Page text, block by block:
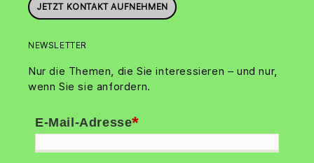
JETZT KONTAKT AUFNEHMEN
NEWSLETTER
Nur die Themen, die Sie interessieren – und nur,
wenn Sie sie anfordern.
*
E-Mail-Adresse